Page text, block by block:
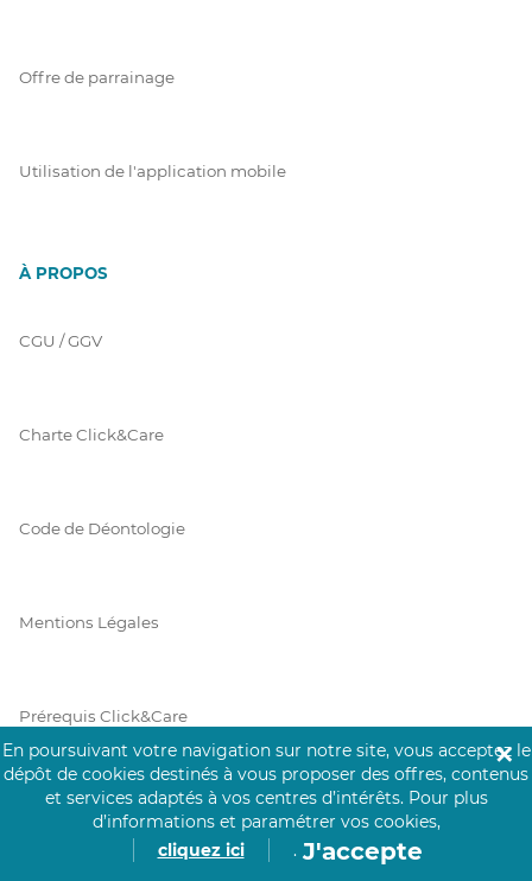
Offre de parrainage
Utilisation de l'application mobile
À PROPOS
CGU / GGV
Charte Click&Care
Code de Déontologie
Mentions Légales
Prérequis Click&Care
Protection des Données
En poursuivant votre navigation sur notre site, vous acceptez le
dépôt de cookies destinés à vous proposer des offres, contenus
et services adaptés à vos centres d’intérêts. Pour plus
d’informations et paramétrer vos cookies,
cliquez ici
. J'accepte
✕